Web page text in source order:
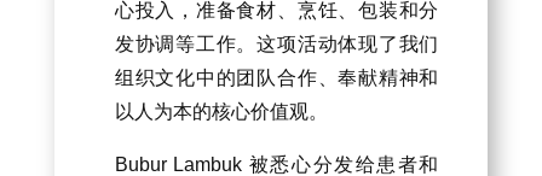
心投入，准备食材、烹饪、包装和分
发协调等工作。这项活动体现了我们
组织文化中的团队合作、奉献精神和
以人为本的核心价值观。
Bubur Lambuk 被悉心分发给患者和